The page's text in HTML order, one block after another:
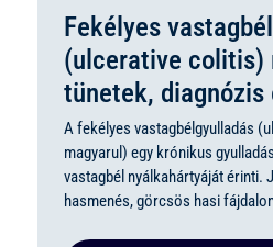
Fekélyes
(ulcerative colitis)
tünetek, diagnózis
A fekélyes vastagbélgyulladás
magyarul) egy krónikus
vastagbél nyálkahártyáját érinti.
hasmenés, görcsös hasi